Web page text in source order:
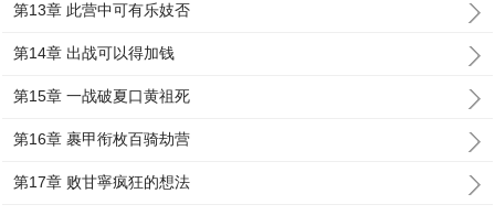
第13章 此营中可有乐妓否
第14章 出战可以得加钱
第15章 一战破夏口黄祖死
第16章 裹甲衔枚百骑劫营
第17章 败甘寧疯狂的想法